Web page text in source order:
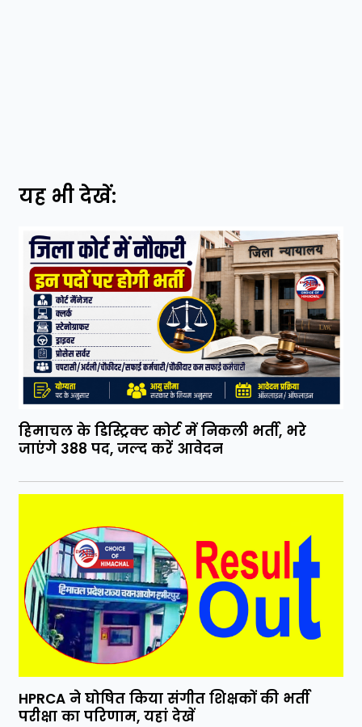
यह भी देखें:
हिमाचल के डिस्ट्रिक्ट कोर्ट में निकली भर्ती, भरे
जाएंगे 388 पद, जल्द करें आवेदन
HPRCA ने घोषित किया संगीत शिक्षकों की भर्ती
परीक्षा का परिणाम, यहां देखें